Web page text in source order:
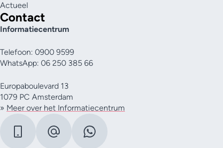
Actueel
Contact
Informatiecentrum
Telefoon: 0900 9599
WhatsApp: 06 250 385 66
Europaboulevard 13
1079 PC Amsterdam
» Meer over het Informatiecentrum